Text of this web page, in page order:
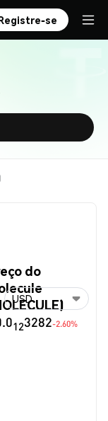
se
do
123282-2.60%
USD